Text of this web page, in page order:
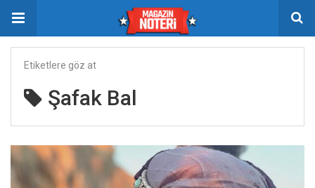
Etiketlere göz at
Şafak Bal